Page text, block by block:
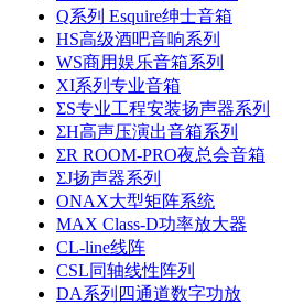
Q系列 Esquire绅士音箱
HS高级酒吧音响系列
WS商用娱乐音箱系列
XI系列专业音箱
ΣS专业工程安装扬声器系列
ΣH高声压演出音箱系列
ΣR ROOM-PRO夜总会音箱
ΣJ扬声器系列
ONAX大型矩阵系统
MAX Class-D功率放大器
CL-line线阵
CSL同轴线性阵列
DA系列四通道数字功放